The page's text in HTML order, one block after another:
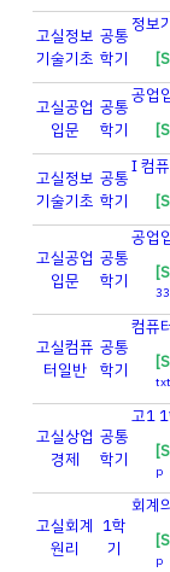
고실정보
기술기초
공통
학기
정보
고실공업
입문
공통
학기
공업
고실정보
기술기초
공통
학기
I 컴
고실공업
입문
공통
학기
공업
고실컴퓨
터일반
공통
학기
컴퓨
txt
고실상업
경제
공통
학기
고1
p
고실회계
원리
1학
기
회계
p